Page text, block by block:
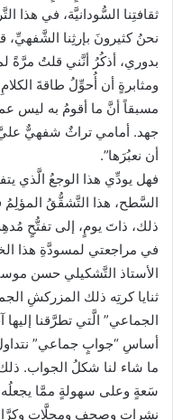
ثقافتِنا السُّودانيَّة، في هذا
نحنُ كثيرونَ بإرثِنا الشَّفهيِّ،
بدوري، أذكُرُ أنَّني قلتُ مرَّةً
ومثابرةٍ أن أُحوِّلُ طاقةَ
مسبقاً أنَّ ما أقومُ به ليس
جهد. أمامي تراثٌ شفهيٌّ عليَّ
أن نعبُرَها”.
فهل يودِّي هذا الوجعُ الَّذي
السَّطح، هذا التَّشقُّقُ
ذلك، ذاتَ يومٍ، إلى تفتُّحٍ
في مراجعتي لمسودَّةِ هذا
الأستاذ التَّشكيلي حسن
ثنايا كرتِه ذلك المزركشِ
الجماعي” الَّتي تطرَّقنا
أساسِ “جوابٍ جماعي” نتداولُ
ما شاء لنا شكلُ الجواب.
سَعةٍ وعلى سهولةٍ ممَّا يجعلُه
نشراتٍ وصحفٍ ومجلَّاتٍ